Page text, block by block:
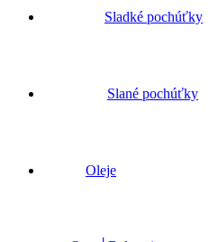
Sladké pochúťky
Slané pochúťky
Oleje